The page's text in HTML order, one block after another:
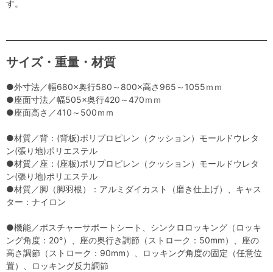
す。
サイズ・重量・材質
●外寸法／幅680×奥行580～800×高さ965～1055ｍｍ
●座面寸法／幅505×奥行420～470ｍｍ
●座面高さ／410～500ｍｍ
●材質／背：(背板)ポリプロピレン（クッション）モールドウレタ
ン(張り地)ポリエステル
●材質／座：(座板)ポリプロピレン（クッション）モールドウレタ
ン(張り地)ポリエステル
●材質／脚（脚羽根）：アルミダイカスト（磨き仕上げ）、キャス
ター：ナイロン
●機能／ポスチャーサポートシート、シンクロロッキング（ロッキ
ング角度：20°）、座の奥行き調節（ストローク：50mm）、座の
高さ調節（ストローク：90mm）、ロッキング角度の固定（任意位
置）、ロッキング反力調節